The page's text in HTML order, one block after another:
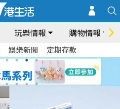
玩樂情報 購物情報
娛樂新聞 定期存款